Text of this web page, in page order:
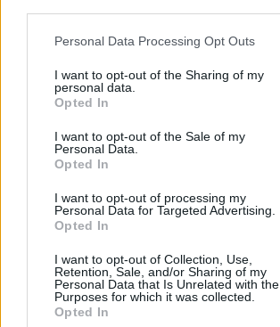
Personal Data Processing Opt Outs
I want to opt-out of the Sharing of my
personal data.
Opted In
I want to opt-out of the Sale of my
Personal Data.
Opted In
I want to opt-out of processing my
Personal Data for Targeted Advertising.
Opted In
I want to opt-out of Collection, Use,
Retention, Sale, and/or Sharing of my
Personal Data that Is Unrelated with the
Purposes for which it was collected.
Opted In
comercio actual, en continua
momentos, la comunidad digital está
cobrando especial relevancia en este
Asimismo, participó en la clausura el
concejal del Área de Transición
Ecológica, Gestión del Territorio y
elegido como representante de las
entidades y empresas de acogida de
las prácticas de los alumnos.
Escribir un comentario
Nombre
(requerido)